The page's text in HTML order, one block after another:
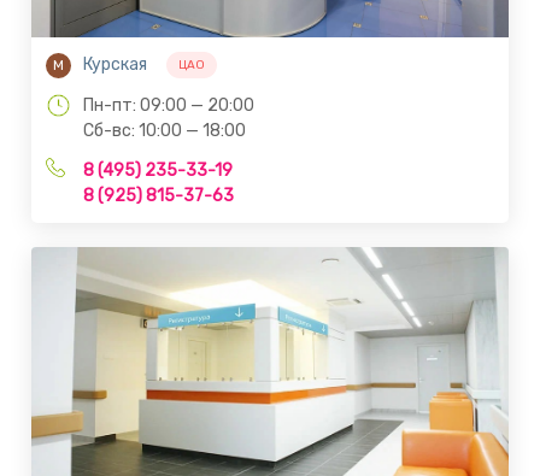
М Курская ЦАО
Пн-пт: 09:00 — 20:00
Сб-вс: 10:00 — 18:00
8 (495) 235-33-19
8 (925) 815-37-63